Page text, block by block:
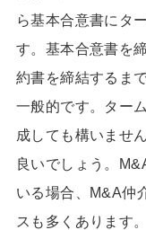
ら基本合意書にタ
す。基本合意書を
約書を締結するま
一般的です。ター
成しても構いませ
良いでしょう。
いる場合、M&A仲
スも多くあります。